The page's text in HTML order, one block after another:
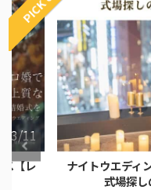
1/16
ット
函館で神社挙式
神社